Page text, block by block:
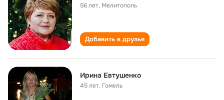
56 лет, Мелитополь
Добавить в друзья
Ирина Евтушенко
45 лет, Гомель